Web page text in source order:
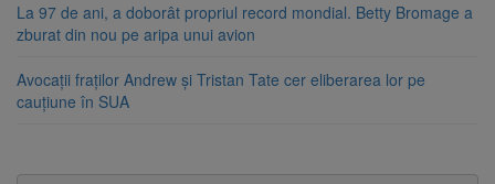
La 97 de ani, a doborât propriul record mondial. Betty Bromage a
zburat din nou pe aripa unui avion
Avocații fraților Andrew și Tristan Tate cer eliberarea lor pe
cauțiune în SUA